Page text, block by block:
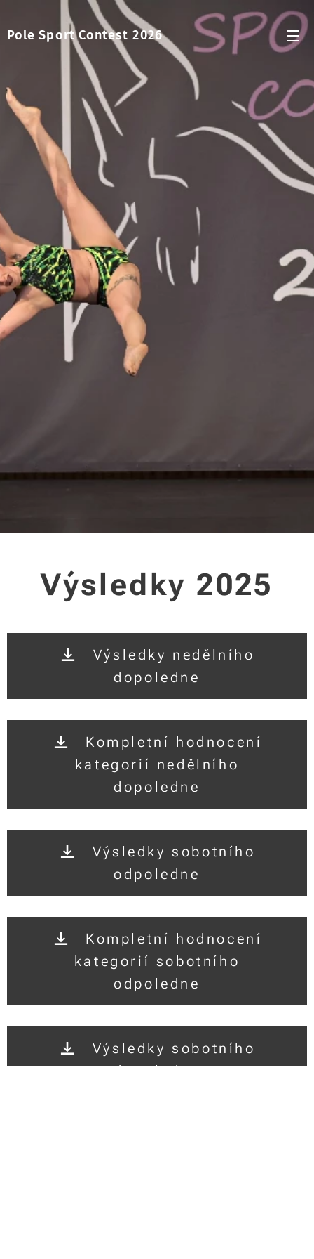
Pole Sport Contest 2026
Výsledky 2025
Výsledky nedělního
dopoledne
Kompletní hodnocení
kategorií nedělního
dopoledne
Výsledky sobotního
odpoledne
Kompletní hodnocení
kategorií sobotního
odpoledne
Výsledky sobotního
dopoledne